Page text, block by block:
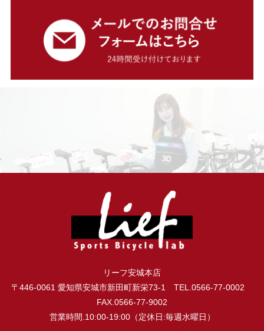
リーフ安城本店
〒446-0061 愛知県安城市新田町新栄73-1 TEL.0566-77-0002
FAX.0566-77-9002
営業時間.10:00-19:00（定休日:毎週水曜日）